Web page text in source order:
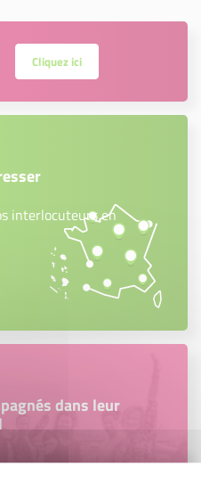
Cliquez ici
interlocuteurs en
dans leur